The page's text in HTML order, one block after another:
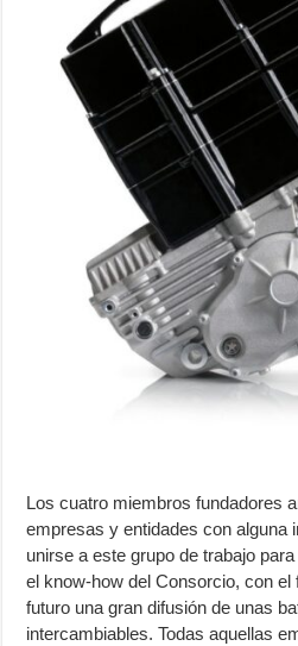
Los cuatro miembros fundadores
empresas y entidades con alguna
unirse a este grupo de trabajo
el know-how del Consorcio, con el
futuro una gran difusión de unas
intercambiables. Todas aquellas